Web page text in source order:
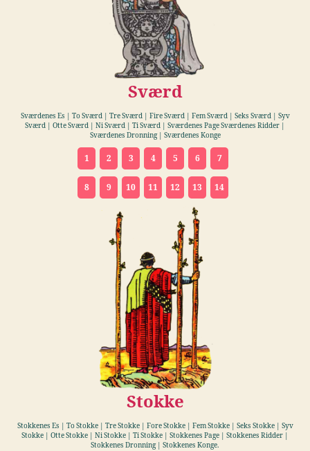
Sværd
Sværdenes Es | To Sværd | Tre Sværd | Fire Sværd | Fem Sværd | Seks Sværd | Syv
Sværd | Otte Sværd | Ni Sværd | Ti Sværd | Sværdenes Page Sværdenes Ridder |
Sværdenes Dronning | Sværdenes Konge
1 2 3 4 5 6 7
8 9 10 11 12 13 14
Stokke
Stokkenes Es | To Stokke | Tre Stokke | Fore Stokke | Fem Stokke | Seks Stokke | Syv
Stokke | Otte Stokke | Ni Stokke | Ti Stokke | Stokkenes Page | Stokkenes Ridder |
Stokkenes Dronning | Stokkenes Konge.